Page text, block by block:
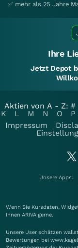
✅ mehr als 25 Jahre
Ihre
Jetzt Depot
Aktien von A - Z: #
K
L M N O P
Impressum
Unsere Apps:
Wenn Sie Kursdaten,
Ihnen ARIVA gerne.
Unsere User schätzen
Bewertungen bei